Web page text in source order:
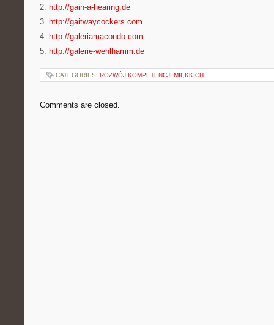
2. http://gain-a-hearing.de
3. http://gaitwaycockers.com
4. http://galeriamacondo.com
5. http://galerie-wehlhamm.de
CATEGORIES: ROZWÓJ KOMPETENCJI MIĘKKICH
Comments are closed.